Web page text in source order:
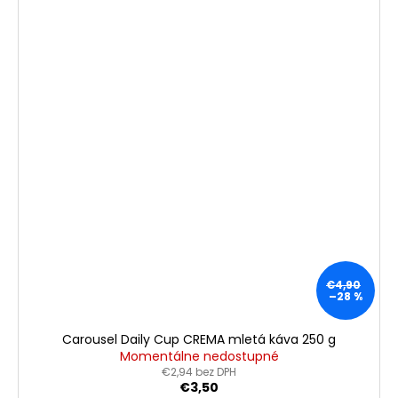
€4,90
–28 %
Carousel Daily Cup CREMA mletá káva 250 g
Momentálne nedostupné
€2,94 bez DPH
€3,50